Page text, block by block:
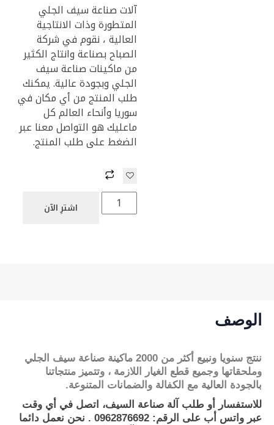
آلات صناعة سيف الجلي
المتطورة وذات الانتاجية
العالية ، نقوم في شركة
الصباح بصناعة وانتاج الكثير
من ماكينات صناعة سيف
الجلي وبجودة عالية. يمكنك
طلب المنتج من أي مكان في
سوريا وأنحاء العالم كل
ماعليك هو التواصل معنا عبر
الضغط على طلب المنتج.
اشترِ الآن
الوصف
ننتج سنويا ونبيع أكثر من 2000 ماكينة صناعة سيف الجلي
وملحقاتها وجميع قطع الغيار اللازمة ، وتتميز منتجاتنا
بالجودة العالية مع الكفالة والضمانات المتنوعة.
للاستفسار أو طلب آلة صناعة السيف، اتصل في أي وقت
عبر واتس أب على الرقم: 0962876692 . نحن نعمل دائما